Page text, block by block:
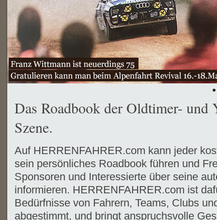
Das Roadbook der Oldtimer- und
Szene.
Auf HERRENFAHRER.com kann jeder
sein persönliches Roadbook führen und
Sponsoren und Interessierte über seine
informieren. HERRENFAHRER.com ist
Bedürfnisse von Fahrern, Teams, Clubs
abgestimmt, und bringt anspruchsvolle